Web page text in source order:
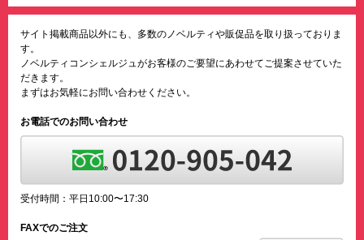
サイト掲載商品以外にも、多数のノベルティや販促品を取り扱っておりま
す。
ノベルティコンシェルジュがお客様のご要望にあわせてご提案させていた
だきます。
まずはお気軽にお問い合わせください。
お電話でのお問い合わせ
受付時間：平日10:00〜17:30
FAXでのご注文